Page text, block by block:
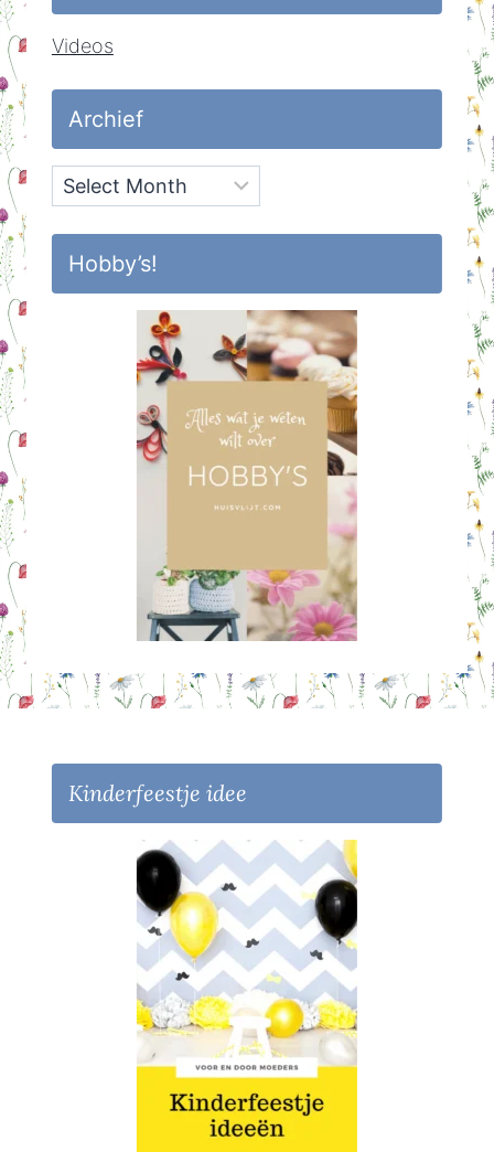
Videos
Archief
Archief
Hobby’s!
Kinderfeestje idee